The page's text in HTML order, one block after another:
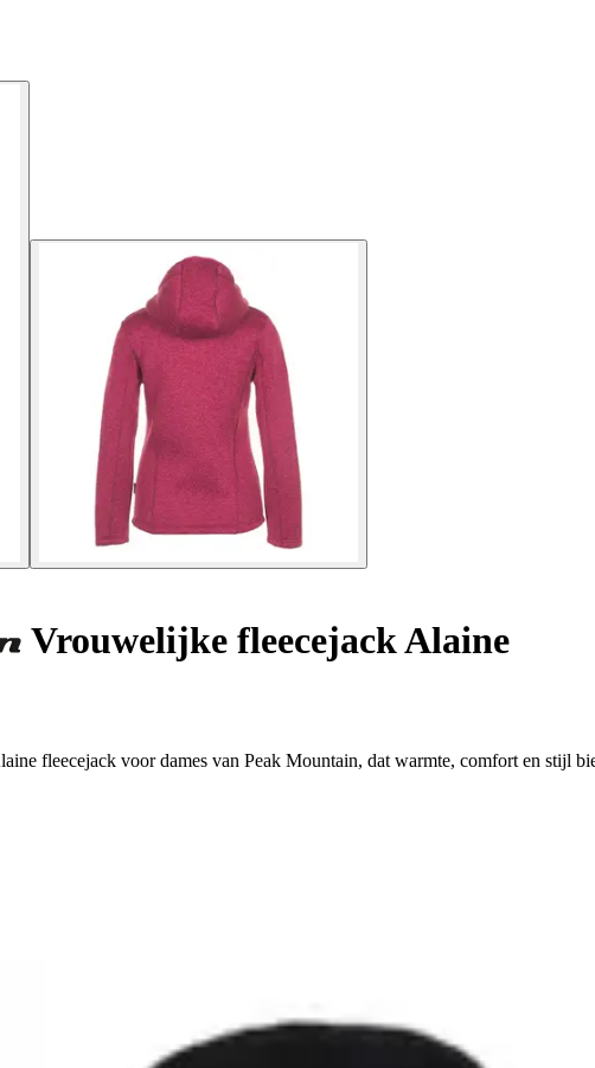
Vrouwelijke fleecejack Alaine
fleecejack voor dames van Peak Mountain, dat warmte, comfort en stijl